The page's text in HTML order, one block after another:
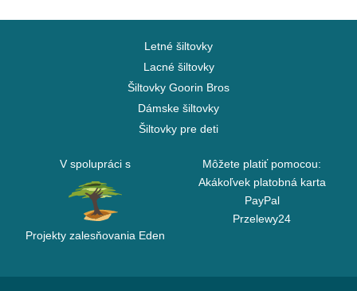
Letné šiltovky
Lacné šiltovky
Šiltovky Goorin Bros
Dámske šiltovky
Šiltovky pre deti
V spolupráci s
Projekty zalesňovania Eden
Môžete platiť pomocou:
Akákoľvek platobná karta
PayPal
Przelewy24